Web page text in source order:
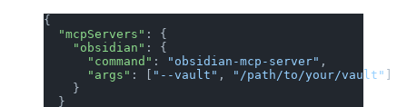
{
  "mcpServers"
: {
    "obsidian"
: {
      "command"
: "obsidian-mcp-server" ,
      "args"
: [ "--vault" , "/path/to/your/vault"
    }
  }